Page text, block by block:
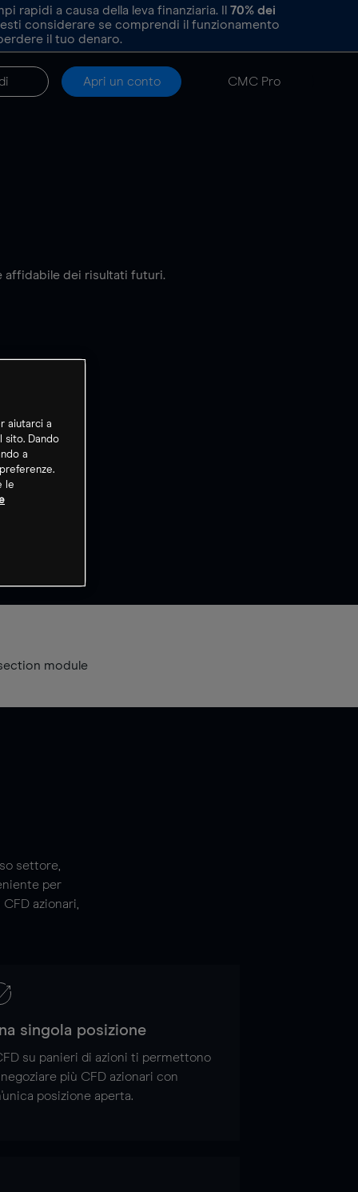
rapidi a causa della leva finanziaria. Il70% dei
considerare se comprendi il funzionamento
il tuo denaro.
Apri un conto CMC Pro
affidabile dei risultati futuri.
module
settore,
per
azionari,
singola posizione
su panieri di azioni ti permettono
più CFD azionari con
posizione aperta.
aiutarci a
sito. Dando
a
le